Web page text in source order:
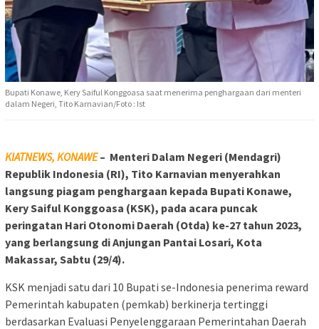
Bupati Konawe, Kery Saiful Konggoasa saat menerima penghargaan dari menteri
dalam Negeri, Tito Karnavian/Foto : Ist
KIATNEWS, KONAWE– Menteri Dalam Negeri (Mendagri)
Republik Indonesia (RI), Tito Karnavian menyerahkan
langsung piagam penghargaan kepada Bupati Konawe,
Kery Saiful Konggoasa (KSK), pada acara puncak
peringatan Hari Otonomi Daerah (Otda) ke-27 tahun 2023,
yang berlangsung di Anjungan Pantai Losari, Kota
Makassar, Sabtu (29/4).
KSK menjadi satu dari 10 Bupati se-Indonesia penerima reward
Pemerintah kabupaten (pemkab) berkinerja tertinggi
berdasarkan Evaluasi Penyelenggaraan Pemerintahan Daerah